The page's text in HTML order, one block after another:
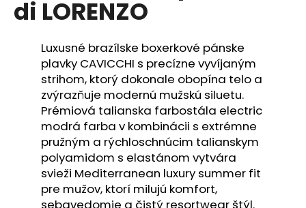
5
hviezdičiek.
di LORENZO
Luxusné brazílske boxerkové pánske
plavky CAVICCHI s precízne vyvíjaným
strihom, ktorý dokonale obopína telo a
zvýrazňuje modernú mužskú siluetu.
Prémiová talianska farbostála electric
modrá farba v kombinácii s extrémne
pružným a rýchloschnúcim talianskym
polyamidom s elastánom vytvára
svieži Mediterranean luxury summer fit
pre mužov, ktorí milujú komfort,
sebavedomie a čistý resortwear štýl.
HĽADAŤ